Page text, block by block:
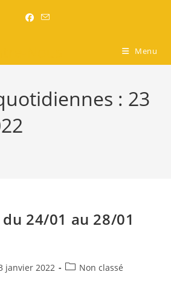
Menu
: 23
24/01 au 28/01
janvier 2022 Non classé